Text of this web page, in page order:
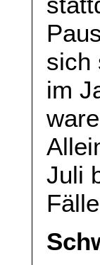
sich
im
Juli